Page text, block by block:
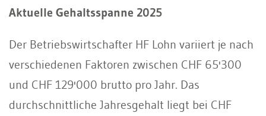
Aktuelle Gehaltsspanne 2025
Der Betriebswirtschafter HF Lohn variiert je nach
verschiedenen Faktoren zwischen CHF 65'300
und CHF 129'000 brutto pro Jahr. Das
durchschnittliche Jahresgehalt liegt bei CHF